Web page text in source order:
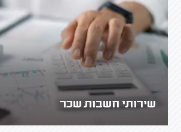
שירותי חשבות שכר